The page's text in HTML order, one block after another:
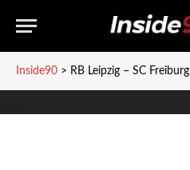
Inside90 > RB Leipzig – SC Freiburg